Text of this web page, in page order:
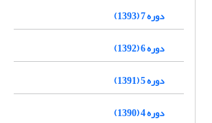
دوره 7 (1393)
دوره 6 (1392)
دوره 5 (1391)
دوره 4 (1390)